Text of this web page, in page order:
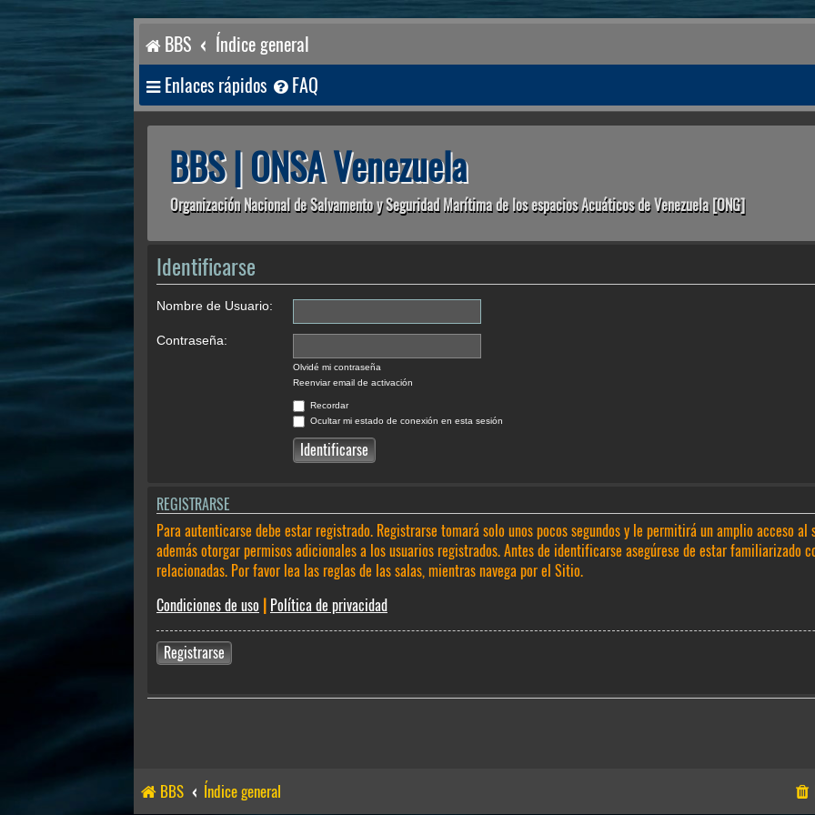
BBS Índice general
Enlaces rápidos FAQ
BBS | ONSA Venezuela
Organización Nacional de Salvamento y Seguridad Marítima de los espacios Acuáticos de Venezuela [ONG]
Identificarse
Nombre de Usuario:
Contraseña:
Olvidé mi contraseña
Reenviar email de activación
Recordar
Ocultar mi estado de conexión en esta sesión
REGISTRARSE
Para autenticarse debe estar registrado. Registrarse tomará solo unos pocos segundos y le permitirá un amplio acceso
además otorgar permisos adicionales a los usuarios registrados. Antes de identificarse asegúrese de estar familiarizado
relacionadas. Por favor lea las reglas de las salas, mientras navega por el Sitio.
Condiciones de uso
Política de privacidad
Registrarse
BBS Índice general